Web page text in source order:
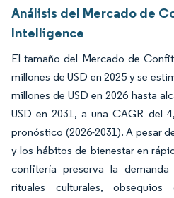
Análisis del Mercado de
Intelligence
El tamaño del Mercado de
millones de USD en 2025 y se
millones de USD en 2026 hasta
USD en 2031, a una CAGR del
pronóstico (2026-2031). A pesar
y los hábitos de bienestar en
confitería preserva la
rituales culturales,